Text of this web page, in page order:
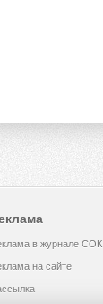
в журнале СОК
на сайте